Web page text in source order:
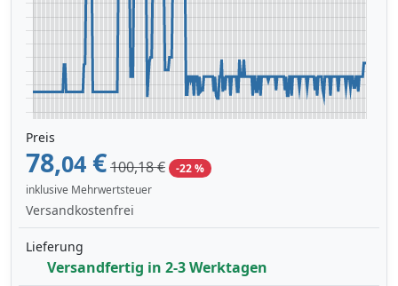
Preis
78,04 €100,18 €
-22 %
inklusive Mehrwertsteuer
Versandkostenfrei
Lieferung
Versandfertig in 2-3 Werktagen